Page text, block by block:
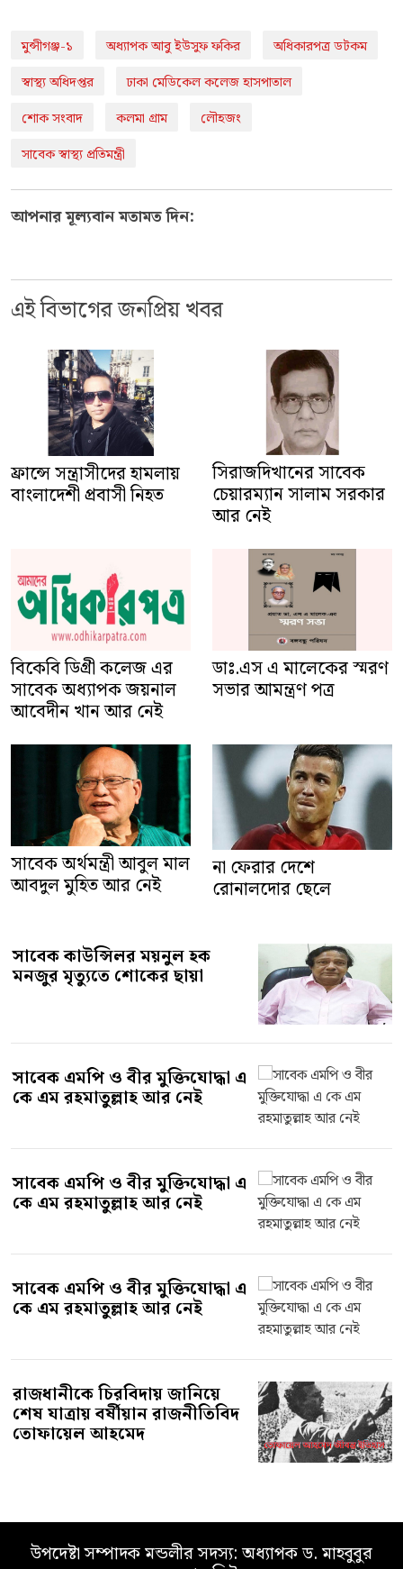
মুন্সীগঞ্জ-১ অধ্যাপক আবু ইউসুফ ফকির
অধিকারপত্র ডটকম
স্বাস্থ্য অধিদপ্তর
ঢাকা মেডিকেল কলেজ হাসপাতাল
শোক সংবাদ
কলমা গ্রাম
লৌহজং
সাবেক স্বাস্থ্য প্রতিমন্ত্রী
আপনার মূল্যবান মতামত দিন:
এই বিভাগের জনপ্রিয় খবর
ফ্রান্সে সন্ত্রাসীদের হামলায়
বাংলাদেশী প্রবাসী নিহত
সিরাজদিখানের সাবেক
চেয়ারম্যান সালাম সরকার
আর নেই
বিকেবি ডিগ্রী কলেজ এর
সাবেক অধ্যাপক জয়নাল
আবেদীন খান আর নেই
ডাঃ.এস এ মালেকের স্মরণ
সভার আমন্ত্রণ পত্র
সাবেক অর্থমন্ত্রী আবুল মাল
আবদুল মুহিত আর নেই
না ফেরার দেশে
রোনালদোর ছেলে
সাবেক কাউন্সিলর ময়নুল হক
মনজুর মৃত্যুতে শোকের ছায়া
সাবেক এমপি ও বীর মুক্তিযোদ্ধা এ
কে এম রহমাতুল্লাহ আর নেই
সাবেক এমপি ও বীর মুক্তিযোদ্ধা এ
কে এম রহমাতুল্লাহ আর নেই
সাবেক এমপি ও বীর মুক্তিযোদ্ধা এ
কে এম রহমাতুল্লাহ আর নেই
রাজধানীকে চিরবিদায় জানিয়ে
শেষ যাত্রায় বর্ষীয়ান রাজনীতিবিদ
তোফায়েল আহমেদ
উপদেষ্টা সম্পাদক মন্ডলীর সদস্য: অধ্যাপক ড. মাহবুবুর